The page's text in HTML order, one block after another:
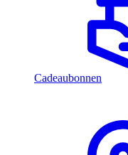
Cadeaubonnen